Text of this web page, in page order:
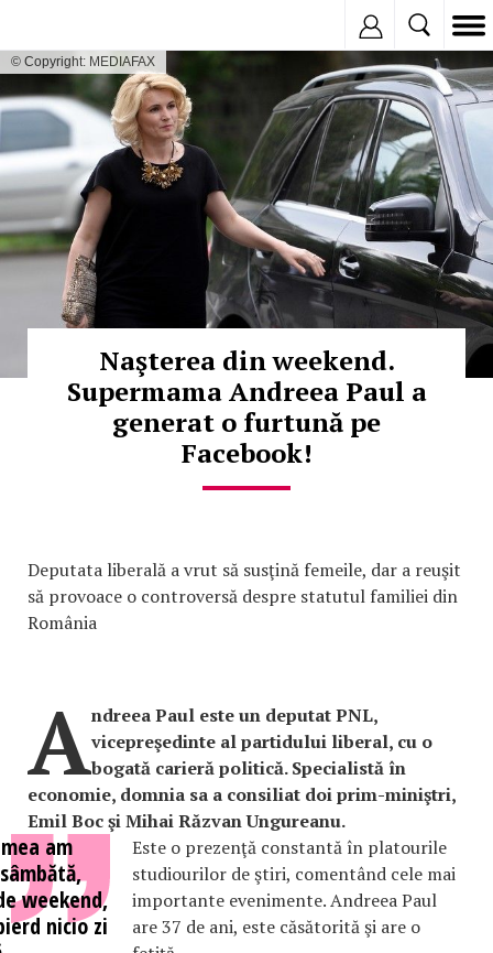
© Copyright: MEDIAFAX
Naşterea din weekend.
Supermama Andreea Paul a
generat o furtună pe
Facebook!
Deputata liberală a vrut să susţină femeile, dar a reuşit
să provoace o controversă despre statutul familiei din
România
Andreea Paul este un deputat PNL,
vicepreşedinte al partidului liberal, cu o
bogată carieră politică. Specialistă în
economie, domnia sa a consiliat doi prim-miniştri,
Emil Boc şi Mihai Răzvan Ungureanu.
am
weekend,
nicio zi
Este o prezenţă constantă în platourile
studiourilor de ştiri, comentând cele mai
importante evenimente. Andreea Paul
are 37 de ani, este căsătorită şi are o